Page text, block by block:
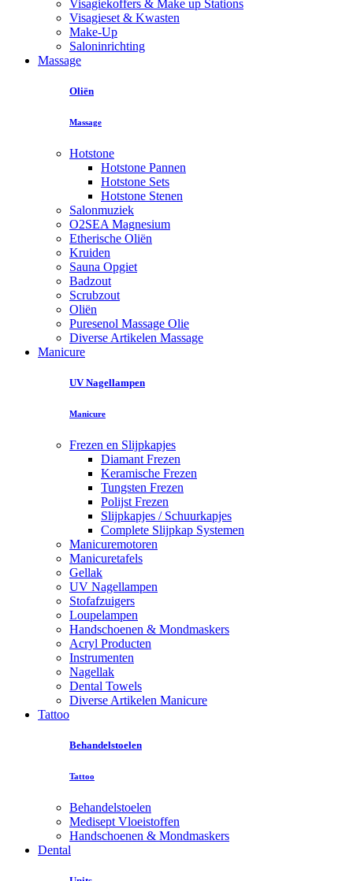
Visagiekoffers & Make up Stations
Visagieset & Kwasten
Make-Up
Saloninrichting
Massage
Oliën
Massage
Hotstone
Hotstone Pannen
Hotstone Sets
Hotstone Stenen
Salonmuziek
O2SEA Magnesium
Etherische Oliën
Kruiden
Sauna Opgiet
Badzout
Scrubzout
Oliën
Puresenol Massage Olie
Diverse Artikelen Massage
Manicure
UV Nagellampen
Manicure
Frezen en Slijpkapjes
Diamant Frezen
Keramische Frezen
Tungsten Frezen
Polijst Frezen
Slijpkapjes / Schuurkapjes
Complete Slijpkap Systemen
Manicuremotoren
Manicuretafels
Gellak
UV Nagellampen
Stofafzuigers
Loupelampen
Handschoenen & Mondmaskers
Acryl Producten
Instrumenten
Nagellak
Dental Towels
Diverse Artikelen Manicure
Tattoo
Behandelstoelen
Tattoo
Behandelstoelen
Medisept Vloeistoffen
Handschoenen & Mondmaskers
Dental